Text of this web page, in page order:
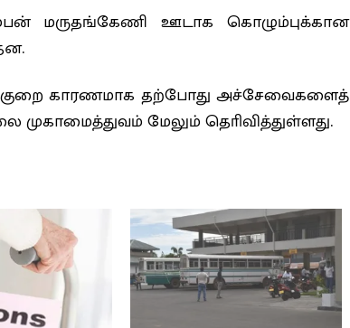
மருதங்கேணி ஊடாக கொழும்புக்கான
காரணமாக தற்போது அச்சேவைகளைத்
முகாமைத்துவம் மேலும் தொிவித்துள்ளது.